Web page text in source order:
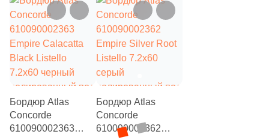
под камень
под камень
Бордюр Atlas
Concorde
610090002363
Бордюр Atlas
Concorde
610090002362